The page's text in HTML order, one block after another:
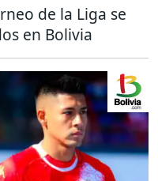
de la Liga se
en Bolivia